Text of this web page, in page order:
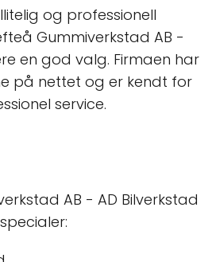
og professionell
Gummiverkstad AB -
en god valg. Firmaen har
på nettet og er kendt for
service.
AB - AD Bilverkstad